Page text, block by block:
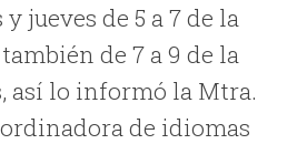
jueves de 5 a 7 de la
de 7 a 9 de la
así lo informó la Mtra.
de idiomas